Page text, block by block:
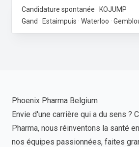
Candidature spontanée · KOJUMP
Phoenix Pharma Belgium
Envie d'une carrière qui a du sens ?
Pharma, nous réinventons la santé
nos équipes passionnées, faites